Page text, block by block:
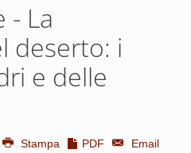
- La
deserto: i
e delle
Stampa PDF Email